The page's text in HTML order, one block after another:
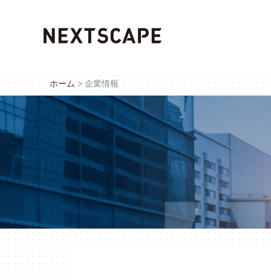
ッ
プ
ホーム 企業情報